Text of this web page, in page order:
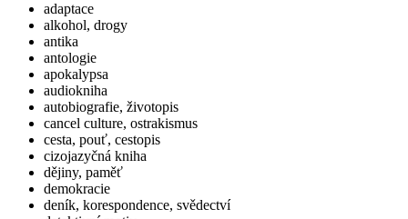
adaptace
alkohol, drogy
antika
antologie
apokalypsa
audiokniha
autobiografie, životopis
cancel culture, ostrakismus
cesta, pouť, cestopis
cizojazyčná kniha
dějiny, paměť
demokracie
deník, korespondence, svědectví